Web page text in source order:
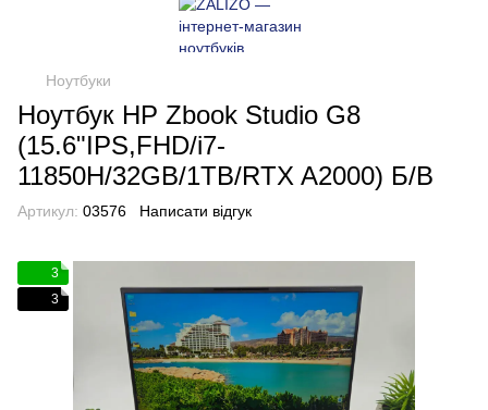
Ноутбуки
Ноутбук HP Zbook Studio G8
(15.6"IPS,FHD/i7-
11850H/32GB/1TB/RTX A2000) Б/В
Артикул: 03576 Написати відгук
3
3